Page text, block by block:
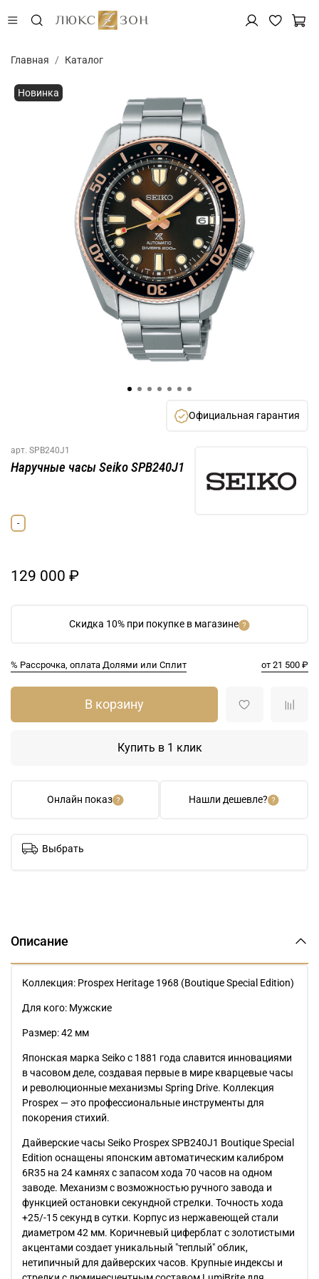
Главная Каталог
Новинка
Официальная гарантия
арт. SPB240J1
Скидка 10% при покупке в магазине
% Рассрочка, оплата Долями или Сплит от 21 500 ₽
Наручные часы Seiko SPB240J1
-
129 000 ₽
Онлайн показ Нашли дешевле?
В корзину
Купить в 1 клик
Выбрать
Описание
Коллекция: Prospex Heritage 1968 (Boutique Special Edition)
Для кого: Мужские
Размер: 42 мм
Японская марка Seiko с 1881 года славится инновациями
в часовом деле, создавая первые в мире кварцевые часы
и революционные механизмы Spring Drive. Коллекция
Prospex — это профессиональные инструменты для
покорения стихий.
Дайверские часы Seiko Prospex SPB240J1 Boutique Special
Edition оснащены японским автоматическим калибром
6R35 на 24 камнях с запасом хода 70 часов на одном
заводе. Механизм с возможностью ручного завода и
функцией остановки секундной стрелки. Точность хода
+25/-15 секунд в сутки. Корпус из нержавеющей стали
диаметром 42 мм. Коричневый циферблат с золотистыми
акцентами создает уникальный "теплый" облик,
нетипичный для дайверских часов. Крупные индексы и